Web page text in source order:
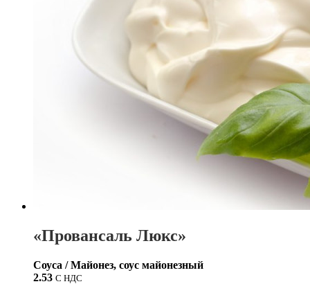
«Провансаль Люкс»
Соуса / Майонез, соус майонезный
2.53 С НДС